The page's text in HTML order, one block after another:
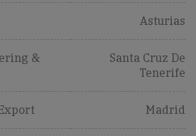
Asturias
&
Santa Cruz De
Tenerife
Madrid